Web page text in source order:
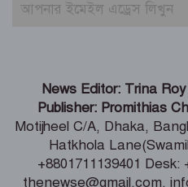
পেটে ঢুকিয়ে
টেপ বল
উদ্যোগ
সাত
আসছেন
News Editor: Trina
Publisher: Promithias
Motijheel C/A, Dhaka,
Hatkhola
+8801711139401 Desk:
thenewse@gmail.com,